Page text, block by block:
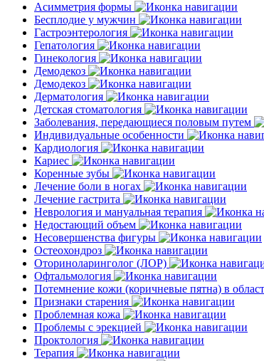
Асимметрия формы
Бесплодие у мужчин
Гастроэнтерология
Гепатология
Гинекология
Демодекоз
Демодекоз
Дерматология
Детская стоматология
Заболевания, передающиеся половым путем
Индивидуальные особенности
Кардиология
Кариес
Коренные зубы
Лечение боли в ногах
Лечение гастрита
Неврология и мануальная терапия
Недостающий объем
Несовершенства фигуры
Остеохондроз
Оториноларинголог (ЛОР)
Офтальмология
Потемнение кожи (коричневые пятна) в
Признаки старения
Проблемная кожа
Проблемы с эрекцией
Проктология
Терапия